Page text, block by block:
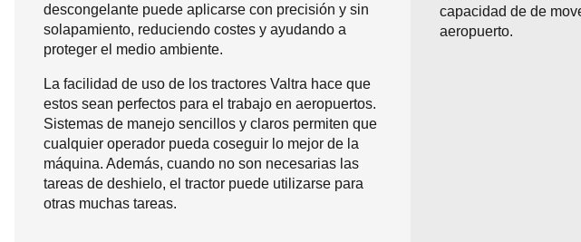
descongelante puede aplicarse con precisión y sin
solapamiento, reduciendo costes y ayudando a
proteger el medio ambiente.
La facilidad de uso de los tractores Valtra hace que
estos sean perfectos para el trabajo en aeropuertos.
Sistemas de manejo sencillos y claros permiten que
cualquier operador pueda coseguir lo mejor de la
máquina. Además, cuando no son necesarias las
tareas de deshielo, el tractor puede utilizarse para
otras muchas tareas.
capacidad de de
aeropuerto.